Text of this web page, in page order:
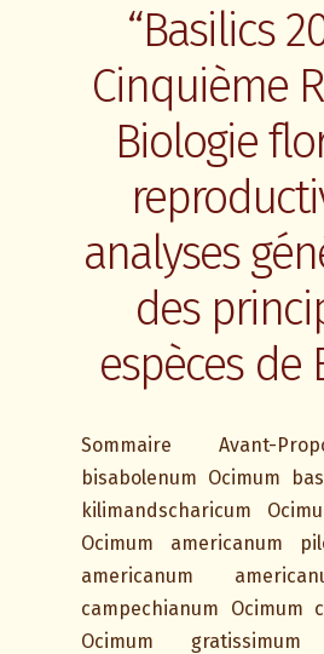
“Basilics
Cinquième
Biologie
analyses
des
espèces de
Sommaire Avant-
bisabolenum Ocimum
kilimandscharicum
Ocimum americanum
americanum
campechianum Ocimum
Ocimum gratissimum